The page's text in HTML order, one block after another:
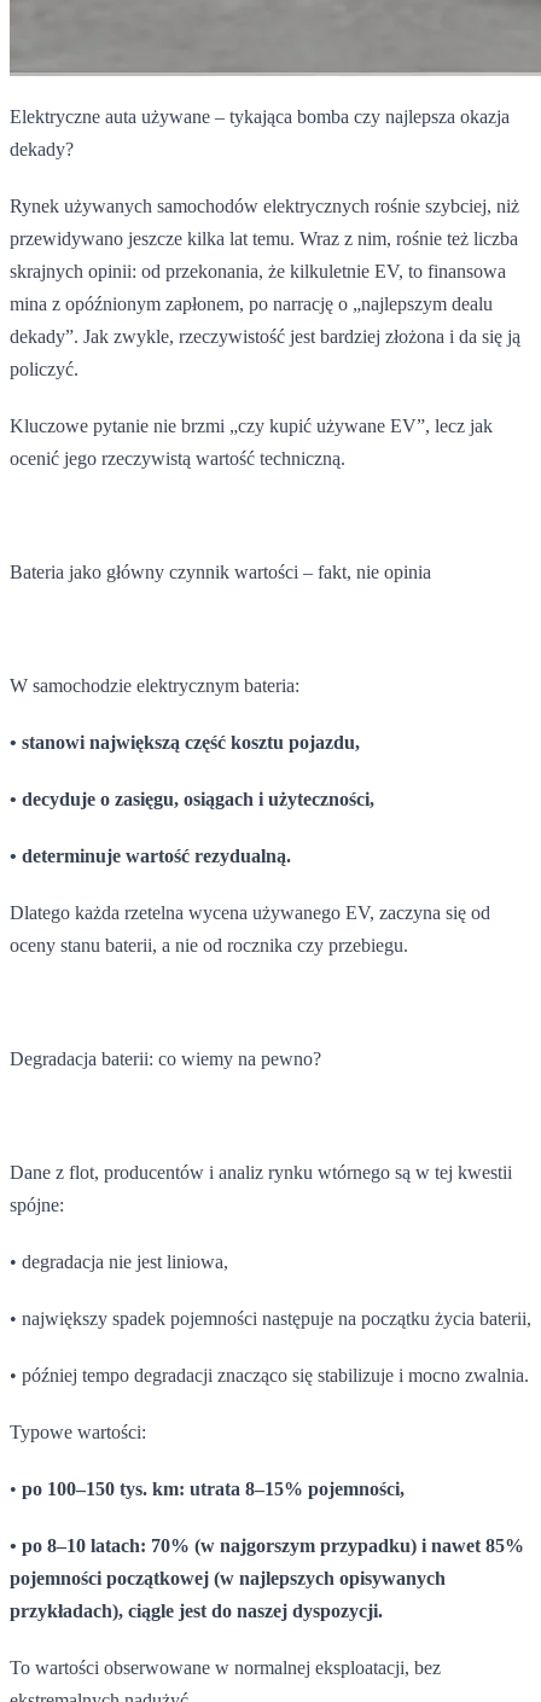
Elektryczne auta używane – tykająca bomba czy najlepsza okazja
dekady?
Rynek używanych samochodów elektrycznych rośnie szybciej, niż
przewidywano jeszcze kilka lat temu. Wraz z nim, rośnie też liczba
skrajnych opinii: od przekonania, że kilkuletnie EV, to finansowa
mina z opóźnionym zapłonem, po narrację o „najlepszym dealu
dekady”. Jak zwykle, rzeczywistość jest bardziej złożona i da się ją
policzyć.
Kluczowe pytanie nie brzmi „czy kupić używane EV”, lecz jak
ocenić jego rzeczywistą wartość techniczną.
Bateria jako główny czynnik wartości – fakt, nie opinia
W samochodzie elektrycznym bateria:
• stanowi największą część kosztu pojazdu,
• decyduje o zasięgu, osiągach i użyteczności,
• determinuje wartość rezydualną.
Dlatego każda rzetelna wycena używanego EV, zaczyna się od
oceny stanu baterii, a nie od rocznika czy przebiegu.
Degradacja baterii: co wiemy na pewno?
Dane z flot, producentów i analiz rynku wtórnego są w tej kwestii
spójne:
• degradacja nie jest liniowa,
• największy spadek pojemności następuje na początku życia baterii,
• później tempo degradacji znacząco się stabilizuje i mocno zwalnia.
Typowe wartości:
• po 100–150 tys. km: utrata 8–15% pojemności,
• po 8–10 latach: 70% (w najgorszym przypadku) i nawet 85%
pojemności początkowej (w najlepszych opisywanych
przykładach), ciągle jest do naszej dyspozycji.
To wartości obserwowane w normalnej eksploatacji, bez